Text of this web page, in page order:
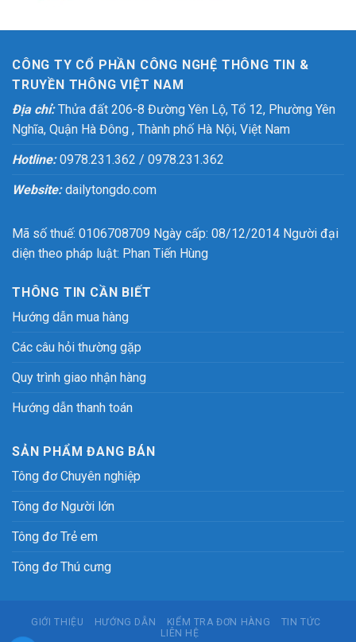
CÔNG TY CỔ PHẦN CÔNG NGHỆ THÔNG TIN &
TRUYỀN THÔNG VIỆT NAM
Địa chỉ:Thửa đất 206-8 Đường Yên Lộ, Tổ 12, Phường Yên
Nghĩa, Quận Hà Đông , Thành phố Hà Nội, Việt Nam
Hotline: 0978.231.362 / 0978.231.362
Website:dailytongdo.com
Mã số thuế: 0106708709 Ngày cấp: 08/12/2014 Người đại
diện theo pháp luật: Phan Tiến Hùng
THÔNG TIN CẦN BIẾT
Hướng dẫn mua hàng
Các câu hỏi thường gặp
Quy trình giao nhận hàng
Hướng dẫn thanh toán
SẢN PHẨM ĐANG BÁN
Tông đơ Chuyên nghiệp
Tông đơ Người lớn
Tông đơ Trẻ em
Tông đơ Thú cưng
GIỚI THIỆU HƯỚNG DẪN KIỂM TRA ĐƠN HÀNG
TIN TỨC
LIÊN HỆ